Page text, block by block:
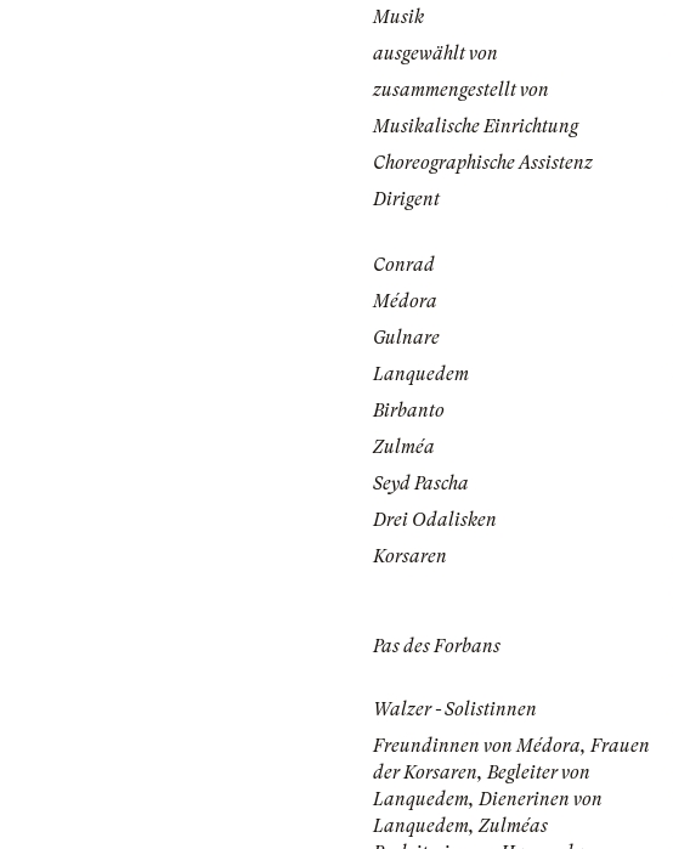
Musik
ausgewählt von
zusammengestellt von
Musikalische Einrichtung
Choreographische Assistenz
Dirigent
Conrad
Médora
Gulnare
Lanquedem
Birbanto
Zulméa
Seyd Pascha
Drei Odalisken
Korsaren
Pas des Forbans
Walzer - Solistinnen
Freundinnen von Médora, Frauen
der Korsaren, Begleiter von
Lanquedem, Dienerinen von
Lanquedem, Zulméas